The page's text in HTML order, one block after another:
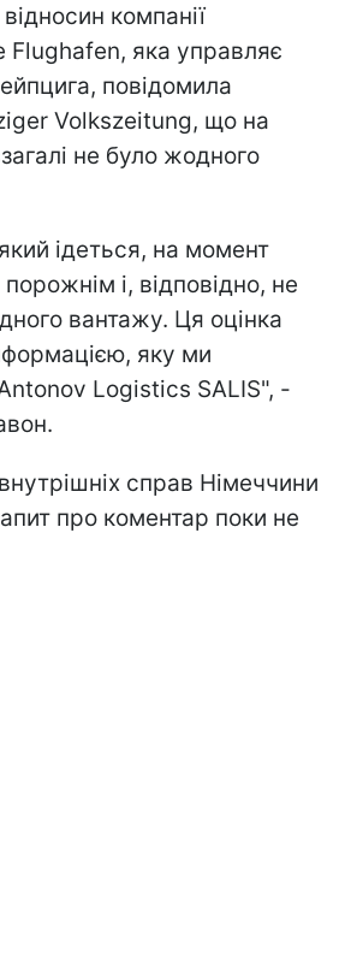
компанії
яка управляє
повідомила
Volkszeitung, що на
не було жодного
ідеться, на момент
і, відповідно, не
вантажу. Ця оцінка
яку ми
Logistics SALIS", -
справ Німеччини
про коментар поки не